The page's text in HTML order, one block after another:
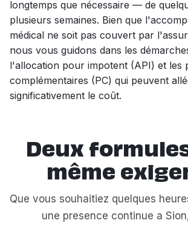
longtemps que nécessaire — de
plusieurs semaines. Bien que
médical ne soit pas couvert par
nous vous guidons dans les
l'allocation pour impotent (API) et les
complémentaires (PC) qui peuvent
significativement le coût.
Deux
même
Que vous souhaitiez quelques
une presence continue a